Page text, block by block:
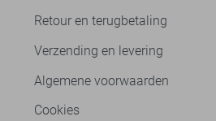
Retour en terugbetaling
Verzending en levering
Algemene voorwaarden
Cookies